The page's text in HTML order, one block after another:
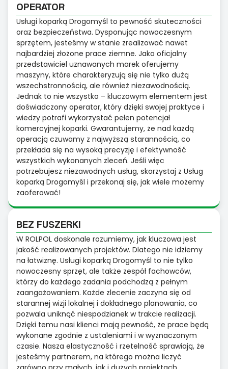
OPERATOR
Usługi koparką Drogomyśl to pewność skuteczności
oraz bezpieczeństwa. Dysponując nowoczesnym
sprzętem, jesteśmy w stanie zrealizować nawet
najbardziej złożone prace ziemne. Jako oficjalny
przedstawiciel uznawanych marek oferujemy
maszyny, które charakteryzują się nie tylko dużą
wszechstronnością, ale również niezawodnością.
Jednak to nie wszystko – kluczowym elementem jest
doświadczony operator, który dzięki swojej praktyce i
wiedzy potrafi wykorzystać pełen potencjał
komercyjnej koparki. Gwarantujemy, że nad każdą
operacją czuwamy z najwyższą starannością, co
przekłada się na wysoką precyzję i efektywność
wszystkich wykonanych zleceń. Jeśli więc
potrzebujesz niezawodnych usług, skorzystaj z Usług
koparką Drogomyśl i przekonaj się, jak wiele możemy
zaoferować!
BEZ FUSZERKI
W ROLPOL doskonale rozumiemy, jak kluczowa jest
jakość realizowanych projektów. Dlatego nie idziemy
na łatwiznę. Usługi koparką Drogomyśl to nie tylko
nowoczesny sprzęt, ale także zespół fachowców,
którzy do każdego zadania podchodzą z pełnym
zaangażowaniem. Każde zlecenie zaczyna się od
starannej wizji lokalnej i dokładnego planowania, co
pozwala uniknąć niespodzianek w trakcie realizacji.
Dzięki temu nasi klienci mają pewność, że prace będą
wykonane zgodnie z ustaleniami i w wyznaczonym
czasie. Nasza elastyczność i rzetelność sprawiają, że
jesteśmy partnerem, na którego można liczyć